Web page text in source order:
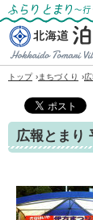
ふらりとまり
い・帰ってきた
北海道 泊村
Village
トップ ›まちづくり ›
広報とまり